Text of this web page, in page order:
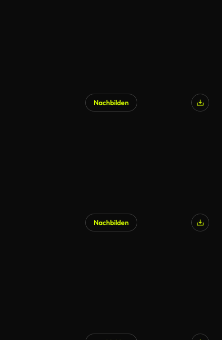
Nachbilden
Nachbilden